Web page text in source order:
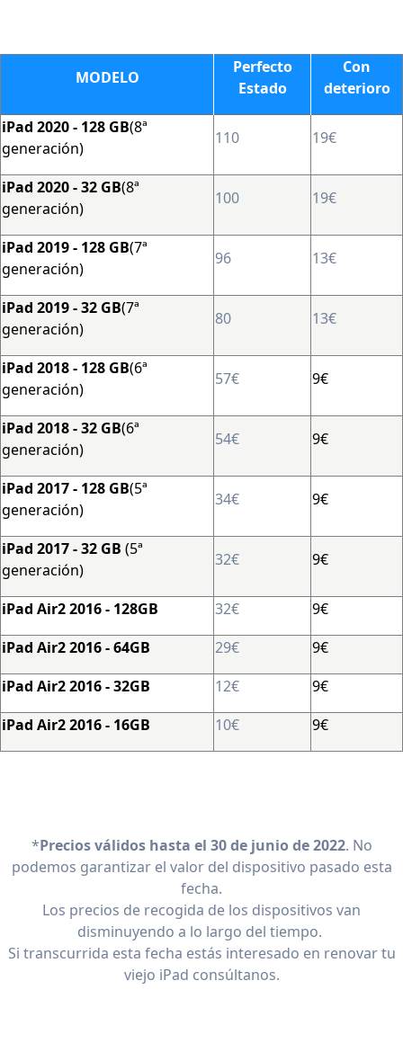
MODELO
Perfecto
Estado
Con
deterioro
iPad 2020 - 128 GB(8ª
generación)
110 19€
iPad 2020 - 32 GB(8ª
generación)
100 19€
iPad 2019 - 128 GB(7ª
generación)
96 13€
iPad 2019 - 32 GB(7ª
generación)
80 13€
iPad 2018 - 128 GB(6ª
generación)
57€ 9€
iPad 2018 - 32 GB(6ª
generación)
54€ 9€
iPad 2017 - 128 GB(5ª
generación)
34€ 9€
iPad 2017 - 32 GB (5ª
generación)
32€ 9€
iPad Air2 2016 - 128GB 32€
9€
iPad Air2 2016 - 64GB
29€
9€
iPad Air2 2016 - 32GB
12€
9€
iPad Air2 2016 - 16GB
10€ 9€
*Precios válidos hasta el 30 de junio de 2022. No
podemos garantizar el valor del dispositivo pasado esta
fecha.
Los precios de recogida de los dispositivos van
disminuyendo a lo largo del tiempo.
Si transcurrida esta fecha estás interesado en renovar tu
viejo iPad consúltanos.